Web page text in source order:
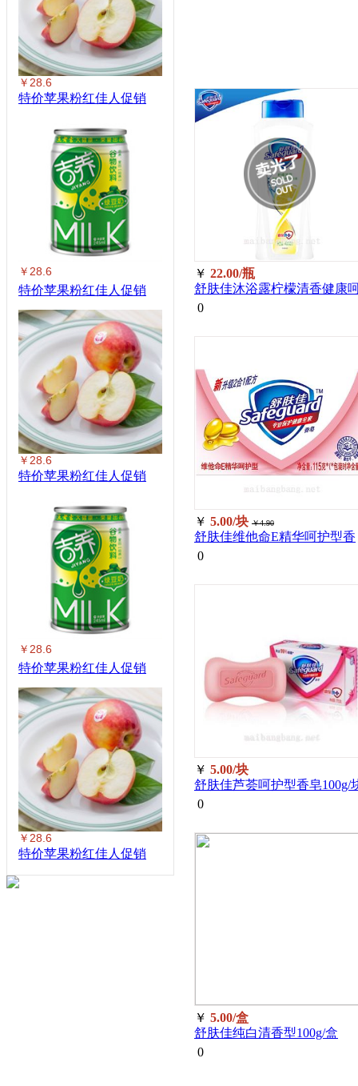
￥28.6
特价苹果粉红佳人促销
￥28.6
特价苹果粉红佳人促销
￥28.6
特价苹果粉红佳人促销
￥28.6
特价苹果粉红佳人促销
￥28.6
特价苹果粉红佳人促销
￥ 22.00/瓶
舒肤佳沐浴露柠檬清香健康
护400ml/瓶
0
￥ 5.00/块 ￥4.90
舒肤佳维他命E精华呵护型香
皂100g/块
0
￥ 5.00/块
舒肤佳芦荟呵护型香皂100g/
0
￥ 5.00/盒
舒肤佳纯白清香型100g/盒
0